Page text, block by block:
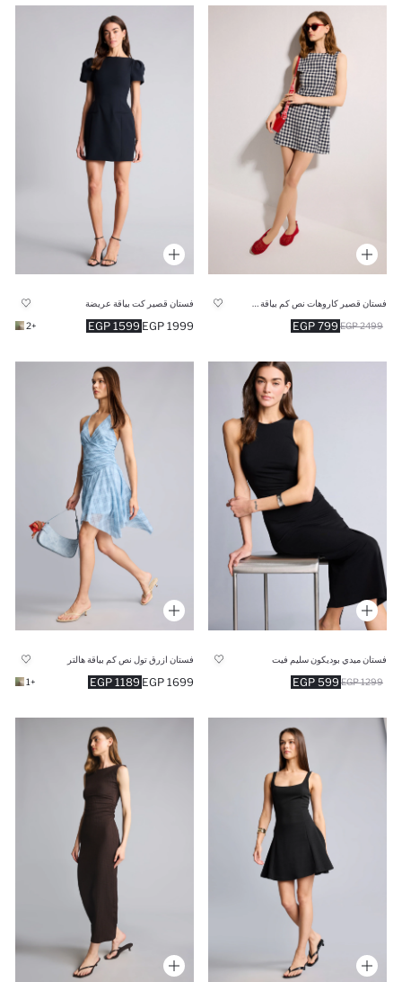
799 EGP 2499 EGP
فستان قصير كت بياقة عريضة
1599 EGP 1999 EGP
+2
فستان ميدي بوديكون سليم فيت
599 EGP 1299 EGP
فستان ازرق تول نص كم بياقة هالتر
1189 EGP 1699 EGP
+1